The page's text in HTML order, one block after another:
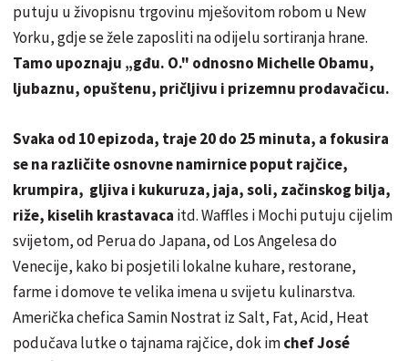
putuju u živopisnu trgovinu mješovitom robom u New
Yorku, gdje se žele zaposliti na odijelu sortiranja hrane.
Tamo upoznaju „gđu. O." odnosno Michelle Obamu,
ljubaznu, opuštenu, pričljivu i prizemnu prodavačicu.
Svaka od 10 epizoda, traje 20 do 25 minuta, a fokusira
se na različite osnovne namirnice poput rajčice,
krumpira, gljiva i kukuruza, jaja, soli, začinskog bilja,
riže, kiselih krastavaca itd. Waffles i Mochi putuju cijelim
svijetom, od Perua do Japana, od Los Angelesa do
Venecije, kako bi posjetili lokalne kuhare, restorane,
farme i domove te velika imena u svijetu kulinarstva.
Američka chefica Samin Nostrat iz Salt, Fat, Acid, Heat
podučava lutke o tajnama rajčice, dok imchef José